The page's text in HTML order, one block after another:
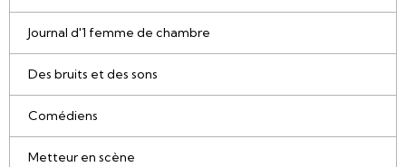
Journal d'1 femme de chambre
Des bruits et des sons
Comédiens
Metteur en scène